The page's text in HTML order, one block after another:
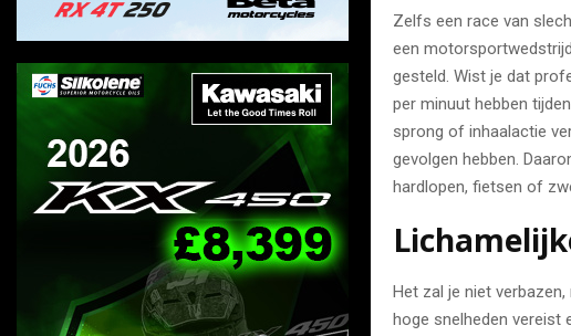
Zelfs een race van
een
gesteld. Wist je dat
per minuut hebben
sprong of inhaalactie
gevolgen hebben.
hardlopen, fietsen of
Het zal je niet
hoge snelheden vereist